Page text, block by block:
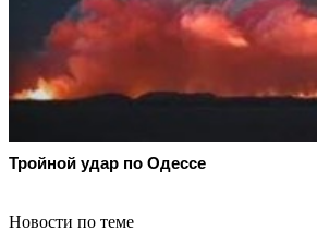
Тройной удар по Одессe
Новости по теме